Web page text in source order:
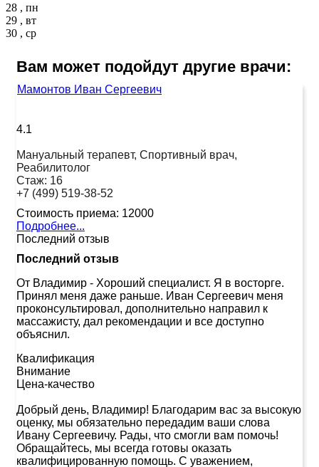
28 , пн
29 , вт
30 , ср
Вам может подойдут другие врачи:
Мамонтов Иван Сергеевич
4.1
Мануальный терапевт, Спортивный врач,
Реабилитолог
Стаж: 16
+7 (499) 519-38-52
Стоимость приема: 12000
Подробнее...
Последний отзыв
Последний отзыв
От Владимир - Хороший специалист. Я в восторге.
Принял меня даже раньше. Иван Сергеевич меня
проконсультировал, дополнительно направил к
массажисту, дал рекомендации и все доступно
объяснил.
Квалификация
Внимание
Цена-качество
Добрый день, Владимир! Благодарим вас за высокую
оценку, мы обязательно передадим ваши слова
Ивану Сергеевичу. Рады, что смогли вам помочь!
Обращайтесь, мы всегда готовы оказать
квалифицированную помощь. С уважением,